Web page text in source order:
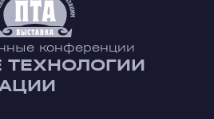
конференции
ТЕХНОЛОГИИ